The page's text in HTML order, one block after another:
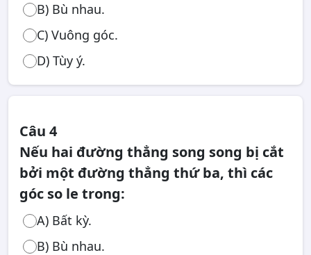
B) Bù nhau.
C) Vuông góc.
D) Tùy ý.
Câu 4
Nếu hai đường thẳng song song bị cắt
bởi một đường thẳng thứ ba, thì các
góc so le trong:
A) Bất kỳ.
B) Bù nhau.